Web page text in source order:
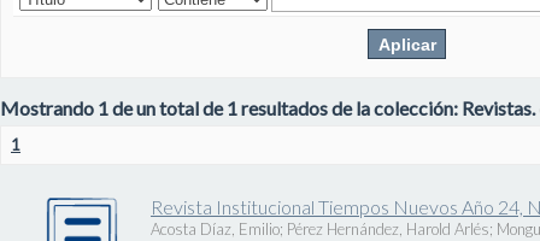
Mostrando 1 de un total de 1 resultados de la colección: Revistas.
1
Revista Institucional Tiempos Nuevos Año 24,
Acosta Díaz, Emilio; Pérez Hernández, Harold Arlés;